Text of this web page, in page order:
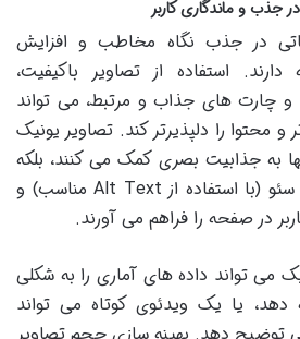
در جذب نگاه مخاطب و افزایش
استفاده از تصاویر باکیفیت،
و چارت های جذاب و مرتبط، می تواند
و محتوا را دلپذیرتر کند. تصاویر یونیک
به جذابیت بصری کمک می کنند، بلکه
فرصتی برای بهینه سازی سئو (با استفاده از Alt Text مناسب) و
در صفحه را فراهم می آورند.
می تواند داده های آماری را به شکلی
دهد، یا یک ویدئوی کوتاه می تواند